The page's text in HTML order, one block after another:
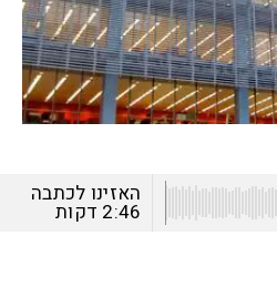
האזינו לכתבה
2:46 דקות